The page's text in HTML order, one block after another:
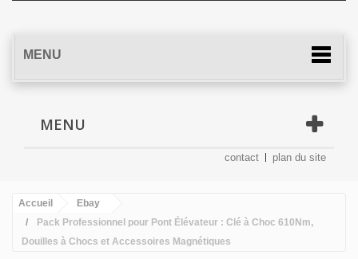
MENU
MENU
contact plan du site
Accueil
Ebay
Pack Professionnel pour Pont Élévateur : Clé à Choc 610Nm,
Douilles à Chocs et Accessoires Magnétiques